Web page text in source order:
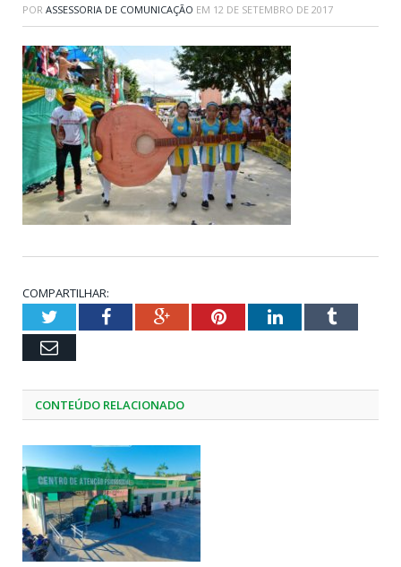
POR ASSESSORIA DE COMUNICAÇÃO EM 12 DE SETEMBRO DE 2017
COMPARTILHAR:
TwitterFacebookGoogle+PinterestLinkedInTumblr
Email
CONTEÚDO RELACIONADO